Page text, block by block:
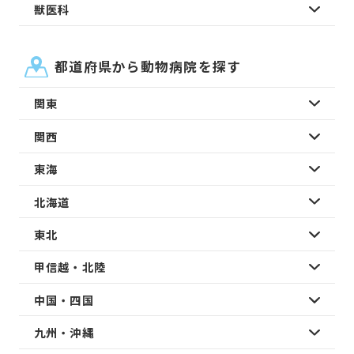
獣医科
都道府県から動物病院を探す
関東
関西
東海
北海道
東北
甲信越・北陸
中国・四国
九州・沖縄